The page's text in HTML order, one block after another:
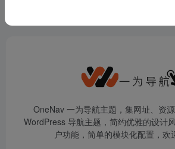
OneNav 一为导航主题，集网址、资
WordPress 导航主题，简约优雅的设计
户功能，简单的模块化配置，欢